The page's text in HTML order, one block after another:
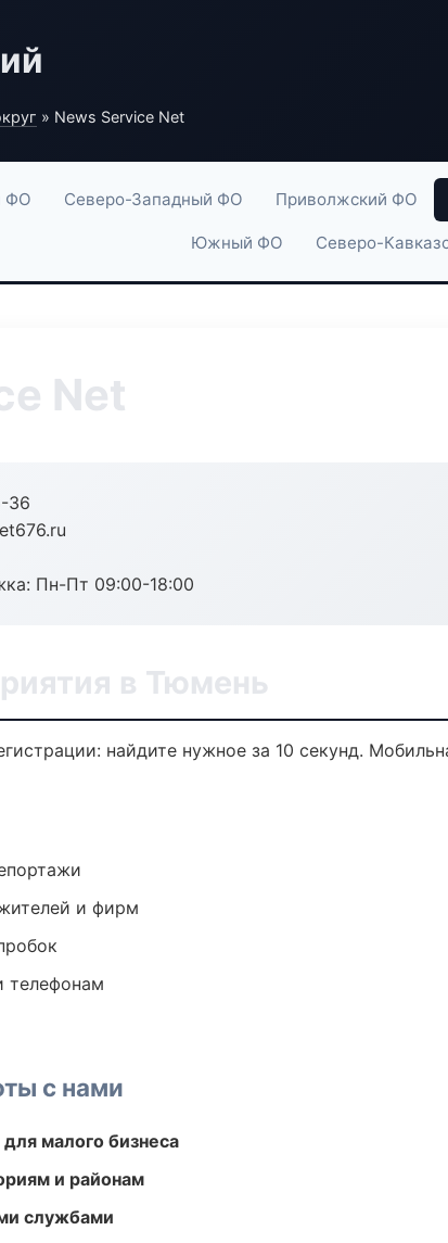
» News Service Net
ФО Северо-Западный ФО Приволжский ФО
Южный ФО Северо-
Net
36
Пн-Пт 09:00-18:00
в Тюмень
найдите нужное за 10 секунд.
и фирм
телефонам
с нами
малого бизнеса
и районам
службами